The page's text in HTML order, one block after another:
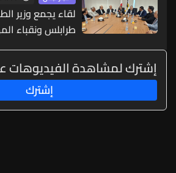
لقاء يجمع وزير
طرابلس ونقباء
الشمال
إشترك لمشاهدة الفيديوهات
إشترك